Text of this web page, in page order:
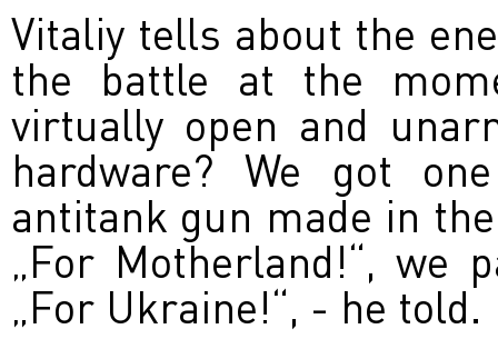
Vitaliy tells about the
the battle at the
virtually open and
hardware? We got
antitank gun made in
„For Motherland!“, we
„For Ukraine!“, - he told.